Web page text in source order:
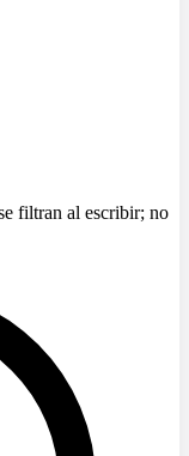
filtran al escribir; no